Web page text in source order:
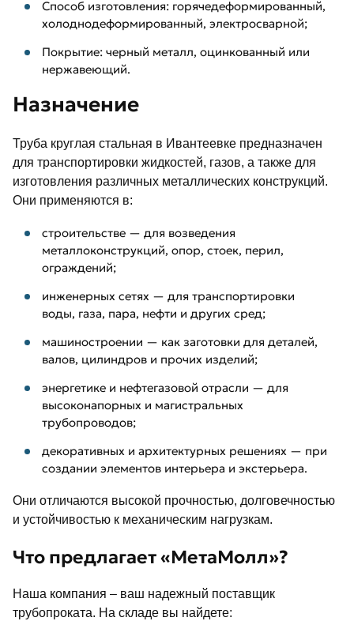
Способ изготовления: горячедеформированный,
холоднодеформированный, электросварной;
Покрытие: черный металл, оцинкованный или
нержавеющий.
Назначение
Труба круглая стальная в Ивантеевке предназначен
для транспортировки жидкостей, газов, а также для
изготовления различных металлических конструкций.
Они применяются в:
строительстве — для возведения
металлоконструкций, опор, стоек, перил,
ограждений;
инженерных сетях — для транспортировки
воды, газа, пара, нефти и других сред;
машиностроении — как заготовки для деталей,
валов, цилиндров и прочих изделий;
энергетике и нефтегазовой отрасли — для
высоконапорных и магистральных
трубопроводов;
декоративных и архитектурных решениях — при
создании элементов интерьера и экстерьера.
Они отличаются высокой прочностью, долговечностью
и устойчивостью к механическим нагрузкам.
Что предлагает «МетаМолл»?
Наша компания – ваш надежный поставщик
трубопроката. На складе вы найдете: